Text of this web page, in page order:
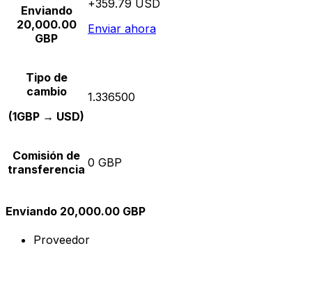
Enviando
20,000.00
GBP
+359.79 USD
Enviar ahora
Tipo de
cambio
(1GBP → USD)
1.336500
Comisión de
transferencia 0 GBP
Enviando 20,000.00 GBP
Proveedor